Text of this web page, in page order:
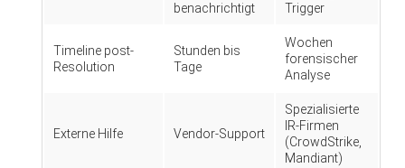
benachrichtigt
Trigger
Timeline post-
Resolution
Stunden bis
Tage
Wochen
forensischer
Analyse
Externe Hilfe Vendor-Support
Spezialisierte
IR-Firmen
(CrowdStrike,
Mandiant)